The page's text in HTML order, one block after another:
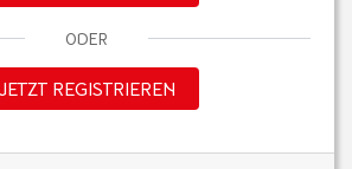
ODER
JETZT REGISTRIEREN